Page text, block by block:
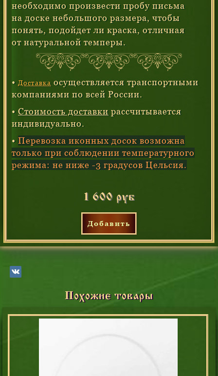
необходимо произвести пробу письма
на доске небольшого размера, чтобы
понять, подойдет ли краска, отличная
от натуральной темперы.
• Доставка осуществляется транспортными
компаниями по всей России.
• Стоимость доставки рассчитывается
индивидуально.
• Перевозка иконных досок возможна
только при соблюдении температурного
режима: не ниже -3 градусов Цельсия.
1 600 руб
Добавить
Похожие товары